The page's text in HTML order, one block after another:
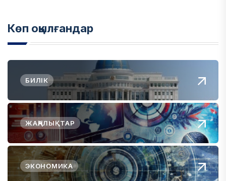
Көп оқылғандар
БИЛІК
ЖАҢАЛЫҚТАР
ЭКОНОМИКА